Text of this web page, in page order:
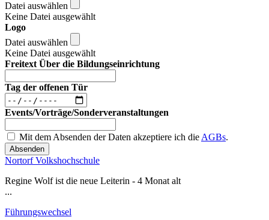
Datei auswählen
Keine Datei ausgewählt
Logo
Datei auswählen
Keine Datei ausgewählt
Freitext Über die Bildungseinrichtung
Tag der offenen Tür
Events/Vorträge/Sonderveranstaltungen
Mit dem Absenden der Daten akzeptiere ich die AGBs.
Absenden
Nortorf Volkshochschule
Regine Wolf ist die neue Leiterin - 4 Monat alt
...
Führungswechsel